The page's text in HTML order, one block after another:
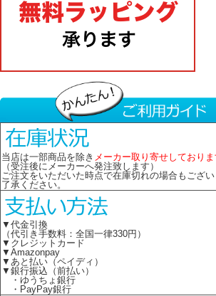
当店は一部商品を除き メーカー取り寄せしておりま
（受注後にメーカーへ発注致します）
ご注文をいただいた時点で在庫切れの場合もござ
了承ください。
▼代金引換
（代引き手数料：全国一律330円）
▼クレジットカード
▼Amazonpay
▼あと払い（ペイディ）
▼銀行振込（前払い）
・ゆうちょ銀行
・PayPay銀行